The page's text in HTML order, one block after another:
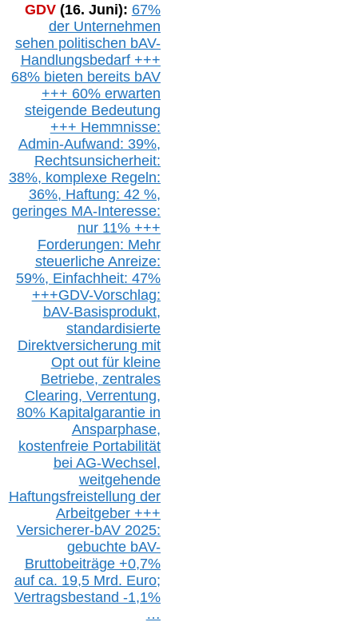
GDV (16. Juni): 67%
der Unternehmen
sehen politischen bAV-
Handlungsbedarf +++
68% bieten bereits bAV
+++ 60% erwarten
steigende Bedeutung
+++ Hemmnisse:
Admin-Aufwand: 39%,
Rechtsunsicherheit:
38%, komplexe Regeln:
36%, Haftung: 42 %,
geringes MA-Interesse:
nur 11% +++
Forderungen: Mehr
steuerliche Anreize:
59%, Einfachheit: 47%
+++GDV-Vorschlag:
bAV-Basisprodukt,
standardisierte
Direktversicherung mit
Opt outfür kleine
Betriebe, zentrales
Clearing, Verrentung,
80% Kapitalgarantie in
Ansparphase,
kostenfreie Portabilität
bei AG-Wechsel,
weitgehende
Haftungsfreistellung der
Arbeitgeber +++
Versicherer-bAV2025:
gebuchte bAV-
Bruttobeiträge +0,7%
auf ca. 19,5 Mrd. Euro;
Vertragsbestand -1,1%
…